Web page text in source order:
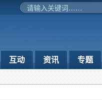
互动 资讯 专题